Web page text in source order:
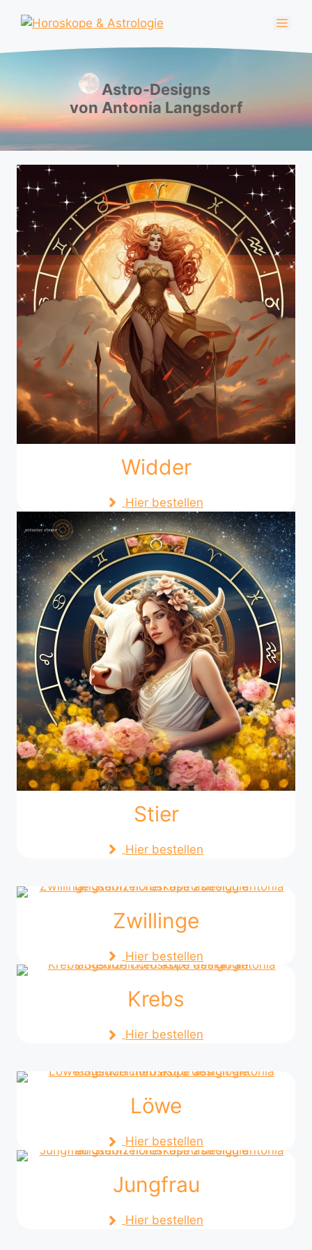
Inhalt
Astro-Designs
von Antonia Langsdorf
Widder
Hier bestellen
Stier
Hier bestellen
Zwillinge
Hier bestellen
Krebs
Hier bestellen
Löwe
Hier bestellen
Jungfrau
Hier bestellen